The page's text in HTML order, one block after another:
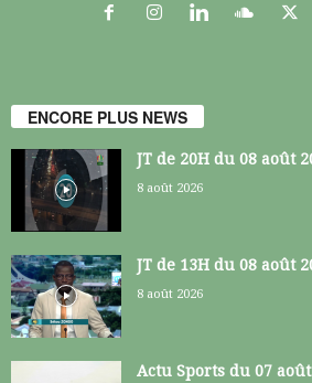
ENCORE PLUS NEWS
JT de 20H du 08 août
8 août 2026
JT de 13H du 08 août
8 août 2026
Actu Sports du 07 août